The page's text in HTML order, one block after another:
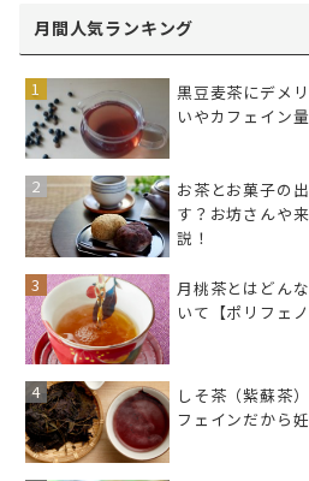
月間人気ランキング
黒豆麦茶にデメ
いやカフェイン
お茶とお菓子の
す？お坊さんや
説！
月桃茶とはどん
いて【ポリフェ
しそ茶（紫蘇茶
フェインだから